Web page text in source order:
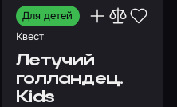
Для детей
Квест
Летучий
голландец.
Kids